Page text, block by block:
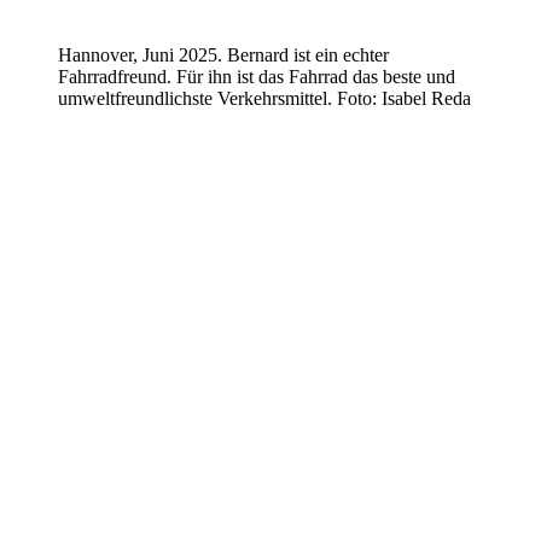
Hannover, Juni 2025. Bernard ist ein echter
Fahrradfreund. Für ihn ist das Fahrrad das beste und
umweltfreundlichste Verkehrsmittel. Foto: Isabel Reda